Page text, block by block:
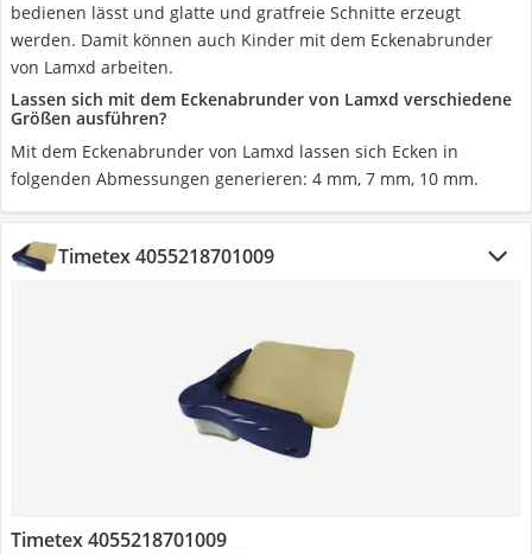
bedienen lässt und glatte und gratfreie Schnitte erzeugt
werden. Damit können auch Kinder mit dem Eckenabrunder
von Lamxd arbeiten.
Lassen sich mit dem Eckenabrunder von Lamxd verschiedene
Größen ausführen?
Mit dem Eckenabrunder von Lamxd lassen sich Ecken in
folgenden Abmessungen generieren: 4 mm, 7 mm, 10 mm.
Timetex 4055218701009
Timetex 4055218701009